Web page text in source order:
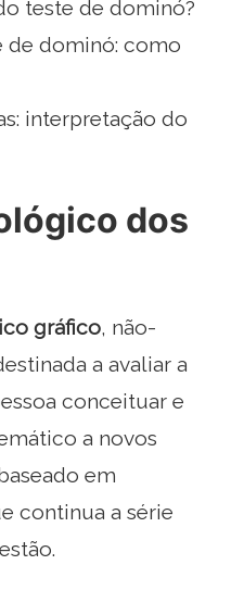
teste de dominó?
de dominó: como
interpretação do
dos
gráfico, não-
a avaliar a
conceituar e
a novos
em
continua a série